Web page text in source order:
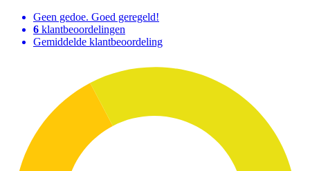
Geen gedoe. Goed geregeld!
6 klantbeoordelingen
Gemiddelde klantbeoordeling